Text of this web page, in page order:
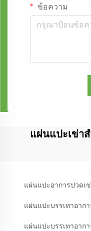
ข้อความ
แผ่นแปะเข่า
แผ่นแปะอาการปวดเ
แผ่นแปะบรรเทาอาก
แผ่นแปะบรรเทาอาก